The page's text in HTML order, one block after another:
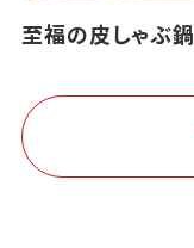
至福の皮しゃぶ鍋